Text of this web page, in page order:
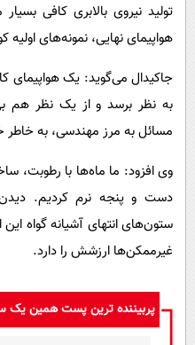
تولید نیروی بالابری کافی
هواپیمای نهایی، نمونه‌های
به نظر برسد و از یک نظر هم
مسائل به مرز مهندسی، به
وی افزود: ما ماه‌ها با رطوبت،
دست و پنجه نرم کردیم.
ستون‌های انتهای آشیانه گواه
غیرممکن‌ها ارزشش را دارد.
پربیننده ترین پست همین یک